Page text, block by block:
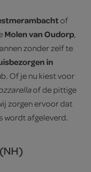
of
Molen van Oudorp,
zonder zelf te
in
Of je nu kiest voor
of de pittige
zorgen ervoor dat
wordt afgeleverd.